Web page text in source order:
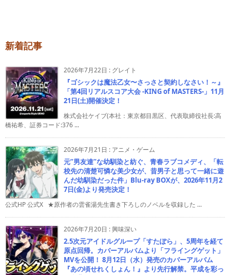
新着記事
2026年7月22日 : グレイト
『ゴシックは魔法乙女〜さっさと契約しなさい！～』
「第4回リアルスコア大会 -KING of MASTERS-」11月
21日(土)開催決定！
株式会社ケイブ(本社：東京都目黒区、代表取締役社長:高
橋祐希、証券コード:376 ...
2026年7月21日 : アニメ・ゲーム
元”男友達”な幼馴染と紡ぐ、青春ラブコメディ、「転
校先の清楚可憐な美少女が、昔男子と思って一緒に遊
んだ幼馴染だった件」Blu-ray BOXが、2026年11月2
7日(金)より発売決定！
公式HP 公式X ★原作者の雲雀湯先生書き下ろしのノベルを収録した ...
2026年7月20日 :興味深い
2.5次元アイドルグループ「すたぽら」、5周年を経て
原点回帰。カバーアルバムより「フライングゲット」
MVを公開！ 8月12日（水）発売のカバーアルバム
『あの頃せれくしょん！』より先行解禁。平成を彩っ